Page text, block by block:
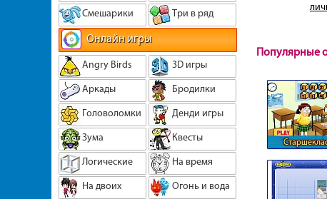
Смешарики
Три в ряд
Онлайн игры
Angry Birds
3D игры
Аркады
Бродилки
Головоломки
Денди игры
Зума
Квесты
Логические
На время
На двоих
Огонь и вода
Популярные